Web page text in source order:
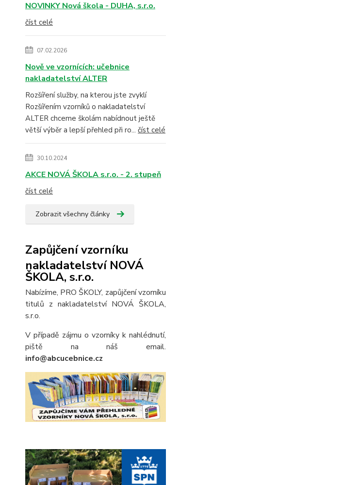
NOVINKY Nová škola - DUHA, s.r.o.
číst celé
07.02.2026
Nově ve vzornících: učebnice
nakladatelství ALTER
Rozšíření služby, na kterou jste zvyklí
Rozšířením vzorníků o nakladatelství
ALTER chceme školám nabídnout ještě
větší výběr a lepší přehled při ro... číst celé
30.10.2024
AKCE NOVÁ ŠKOLA s.r.o. - 2. stupeň
číst celé
Zobrazit všechny články
Zapůjčení vzorníku
nakladatelství NOVÁ
ŠKOLA, s.r.o.
Nabízíme, PRO ŠKOLY, zapůjčení vzorníku
titulů z nakladatelství NOVÁ ŠKOLA,
s.r.o.
V případě zájmu o vzorníky k nahlédnutí,
piště na náš email.
info@abcucebnice.cz